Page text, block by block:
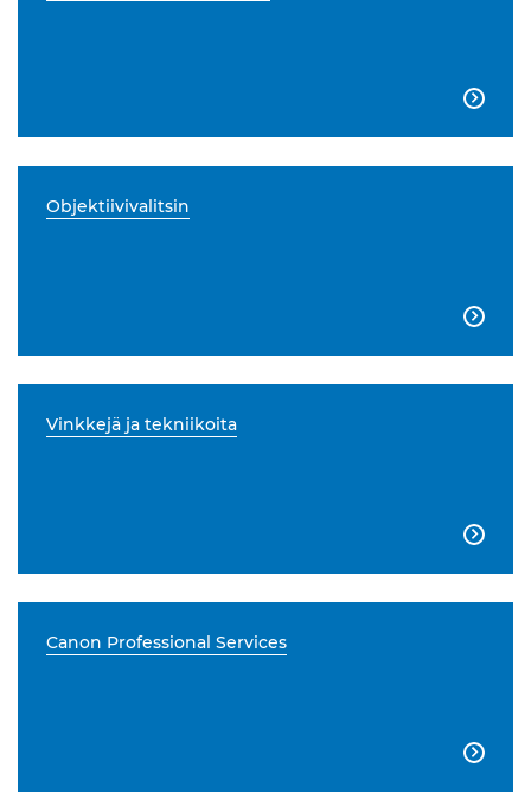

Objektiivivalitsin

Vinkkejä ja tekniikoita

Canon Professional Services
